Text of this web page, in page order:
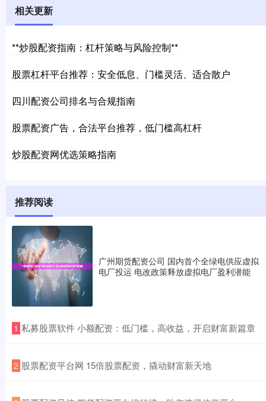
相关更新
**炒股配资指南：杠杆策略与风险控制**
股票杠杆平台推荐：安全低息、门槛灵活、适合散户
四川配资公司排名与合规指南
股票配资广告，合法平台推荐，低门槛高杠杆
炒股配资网优选策略指南
推荐阅读
广州期货配资公司 国内首个全绿电供应虚拟
电厂投运 电改政策释放虚拟电厂盈利潜能
1 ​私募股票软件 小额配资：低门槛，高收益，开启财富新篇章
2 ​股票配资平台网 15倍股票配资，撬动财富新天地